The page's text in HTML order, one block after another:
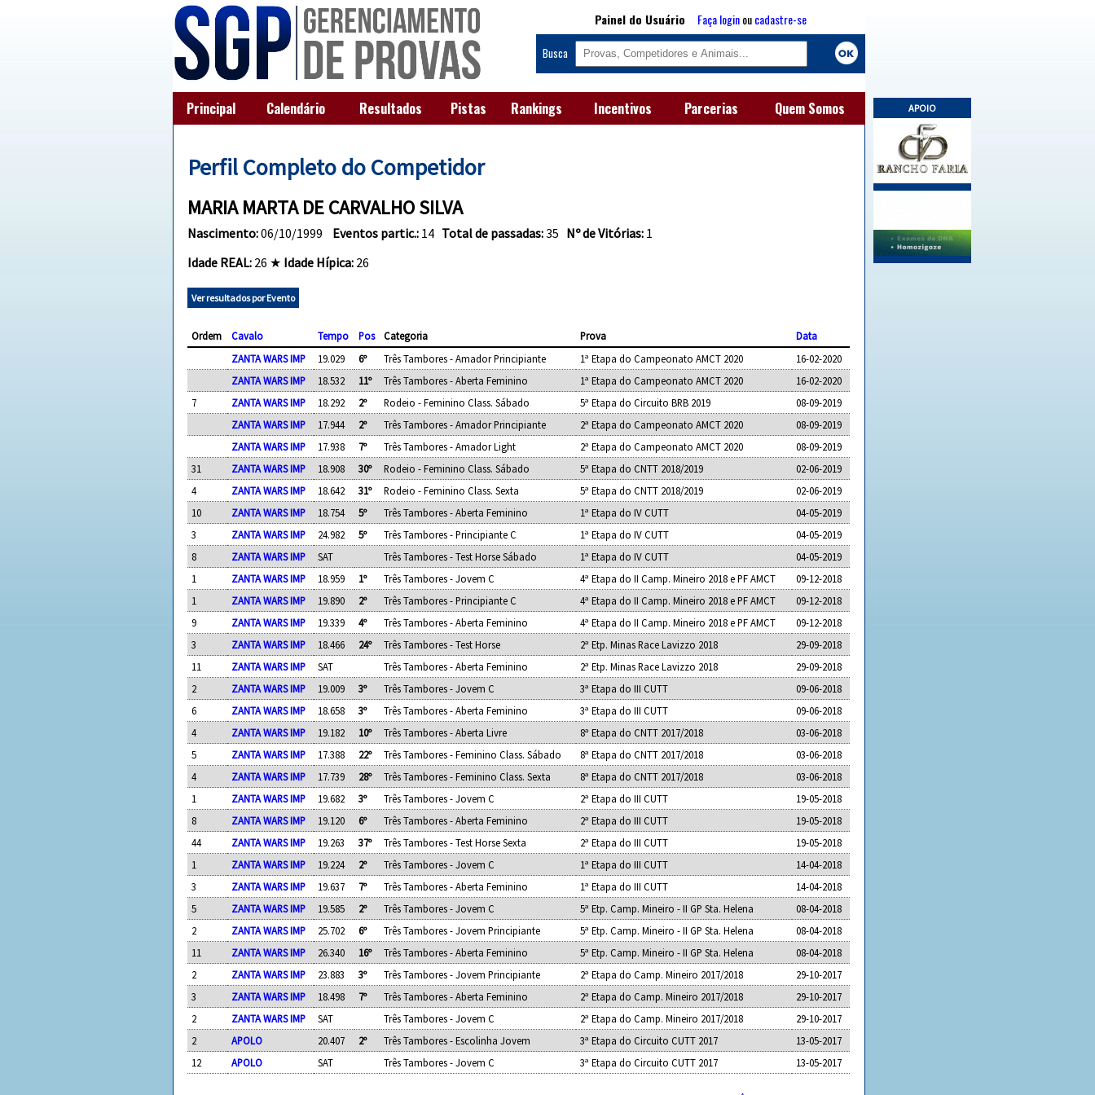
APOIO
Painel do Usuário Faça loginoucadastre-se
Busca
Principal Calendário Resultados Pistas Rankings Incentivos Parcerias Quem Somos
Perfil Completo do Competidor
MARIA MARTA DE CARVALHO SILVA
Nascimento:06/10/1999 Eventos partic.: 14 Total de passadas:35 Nº de Vitórias: 1
Idade REAL: 26 ★ Idade Hípica: 26
Ver resultados por Evento
Ordem Cavalo Tempo Pos Categoria Prova
Data
ZANTA WARS IMP
19.029 6º Três Tambores - Amador Principiante 1ª Etapa do Campeonato AMCT 2020
16-02-2020
ZANTA WARS IMP
18.532 11º Três Tambores - Aberta Feminino 1ª Etapa do Campeonato AMCT 2020
16-02-2020
7
ZANTA WARS IMP 18.292 2º Rodeio - Feminino Class. Sábado 5ª Etapa do Circuito BRB 2019
08-09-2019
ZANTA WARS IMP
17.944 2º Três Tambores - Amador Principiante 2ª Etapa do Campeonato AMCT 2020
08-09-2019
ZANTA WARS IMP
17.938 7º Três Tambores - Amador Light 2ª Etapa do Campeonato AMCT 2020
08-09-2019
31
ZANTA WARS IMP 18.908 30º Rodeio - Feminino Class. Sábado 5ª Etapa do CNTT 2018/2019
02-06-2019
4
ZANTA WARS IMP 18.642 31º Rodeio - Feminino Class. Sexta 5ª Etapa do CNTT 2018/2019
02-06-2019
10
ZANTA WARS IMP 18.754 5º Três Tambores - Aberta Feminino 1ª Etapa do IV CUTT
04-05-2019
3
ZANTA WARS IMP 24.982 5º Três Tambores - Principiante C 1ª Etapa do IV CUTT
04-05-2019
8
ZANTA WARS IMP SAT Três Tambores - Test Horse Sábado 1ª Etapa do IV CUTT
04-05-2019
1
ZANTA WARS IMP 18.959 1º Três Tambores - Jovem C 4ª Etapa do II Camp. Mineiro 2018 e PF AMCT
09-12-2018
1
ZANTA WARS IMP 19.890 2º Três Tambores - Principiante C 4ª Etapa do II Camp. Mineiro 2018 e PF AMCT
09-12-2018
9
ZANTA WARS IMP 19.339 4º Três Tambores - Aberta Feminino 4ª Etapa do II Camp. Mineiro 2018 e PF AMCT
09-12-2018
3
ZANTA WARS IMP 18.466 24º Três Tambores - Test Horse 2ª Etp. Minas Race Lavizzo 2018
29-09-2018
11
ZANTA WARS IMP SAT Três Tambores - Aberta Feminino 2ª Etp. Minas Race Lavizzo 2018
29-09-2018
2
ZANTA WARS IMP 19.009 3º Três Tambores - Jovem C 3ª Etapa do III CUTT
09-06-2018
6
ZANTA WARS IMP 18.658 3º Três Tambores - Aberta Feminino 3ª Etapa do III CUTT
09-06-2018
4
ZANTA WARS IMP 19.182 10º Três Tambores - Aberta Livre 8ª Etapa do CNTT 2017/2018
03-06-2018
5
ZANTA WARS IMP 17.388 22º Três Tambores - Feminino Class. Sábado 8ª Etapa do CNTT 2017/2018
03-06-2018
4
ZANTA WARS IMP 17.739 28º Três Tambores - Feminino Class. Sexta 8ª Etapa do CNTT 2017/2018
03-06-2018
1
ZANTA WARS IMP 19.682 3º Três Tambores - Jovem C 2ª Etapa do III CUTT
19-05-2018
8
ZANTA WARS IMP 19.120 6º Três Tambores - Aberta Feminino 2ª Etapa do III CUTT
19-05-2018
44
ZANTA WARS IMP 19.263 37º Três Tambores - Test Horse Sexta 2ª Etapa do III CUTT
19-05-2018
1
ZANTA WARS IMP 19.224 2º Três Tambores - Jovem C 1ª Etapa do III CUTT
14-04-2018
3
ZANTA WARS IMP 19.637 7º Três Tambores - Aberta Feminino 1ª Etapa do III CUTT
14-04-2018
5
ZANTA WARS IMP 19.585 2º Três Tambores - Jovem C 5ª Etp. Camp. Mineiro - II GP Sta. Helena
08-04-2018
2
ZANTA WARS IMP 25.702 6º Três Tambores - Jovem Principiante 5ª Etp. Camp. Mineiro - II GP Sta. Helena
08-04-2018
11
ZANTA WARS IMP 26.340 16º Três Tambores - Aberta Feminino 5ª Etp. Camp. Mineiro - II GP Sta. Helena
08-04-2018
2
ZANTA WARS IMP 23.883 3º Três Tambores - Jovem Principiante 2ª Etapa do Camp. Mineiro 2017/2018
29-10-2017
3
ZANTA WARS IMP 18.498 7º Três Tambores - Aberta Feminino 2ª Etapa do Camp. Mineiro 2017/2018
29-10-2017
2
ZANTA WARS IMP SAT Três Tambores - Jovem C 2ª Etapa do Camp. Mineiro 2017/2018
29-10-2017
2
APOLO 20.407 2º Três Tambores - Escolinha Jovem 3ª Etapa do Circuito CUTT 2017
13-05-2017
12
APOLO SAT Três Tambores - Jovem C 3ª Etapa do Circuito CUTT 2017 13-05-2017